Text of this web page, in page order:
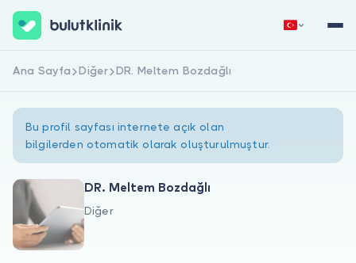
Hakkımızda
Hemen Kaydol
Ana Sayfa Diğer DR. Meltem Bozdağlı
Bu profil sayfası internete açık olan
bilgilerden otomatik olarak oluşturulmuştur.
DR. Meltem Bozdağlı
Diğer